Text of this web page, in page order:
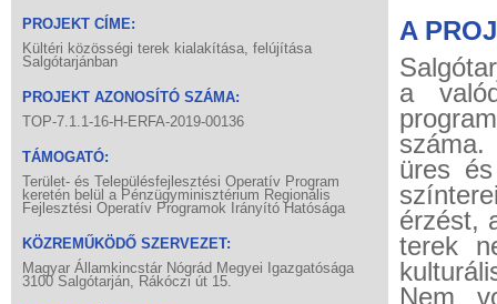
PROJEKT CÍME:
Kültéri közösségi terek kialakítása, felújítása
Salgótarjánban
PROJEKT AZONOSÍTÓ SZÁMA:
TOP-7.1.1-16-H-ERFA-2019-00136
TÁMOGATÓ:
Terület- és Településfejlesztési Operatív Program
keretén belül a Pénzügyminisztérium Regionális
Fejlesztési Operatív Programok Irányító Hatósága
KÖZREMŰKÖDŐ SZERVEZET:
Magyar Államkincstár Nógrád Megyei Igazgatósága
3100 Salgótarján, Rákóczi út 15.
A
a
üres
érzést,
terek
Nem